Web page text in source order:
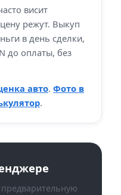
висит
режут. Выкуп
в день сделки,
до оплаты, без
авто. Фото в
.